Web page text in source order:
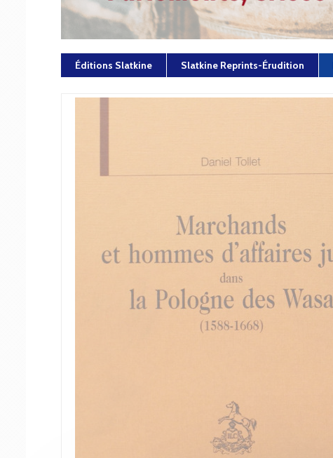
Éditions Slatkine Slatkine Reprints-Érudition